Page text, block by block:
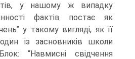
у нашому ж випадку
фактів постає як
у такому вигляді, як її
із засновників школи
“Навмисні свідчення